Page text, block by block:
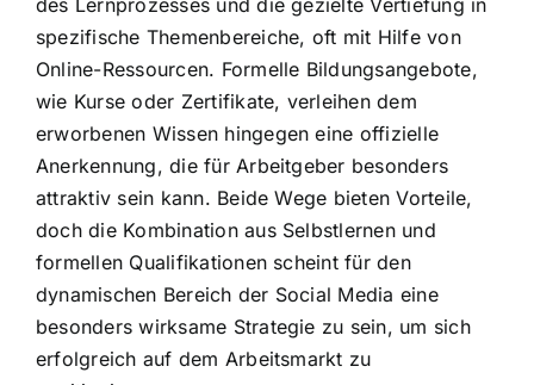
spezifische Themenbereiche, oft mit Hilfe von
Online-Ressourcen. Formelle Bildungsangebote,
wie Kurse oder Zertifikate, verleihen dem
erworbenen Wissen hingegen eine offizielle
Anerkennung, die für Arbeitgeber besonders
attraktiv sein kann. Beide Wege bieten Vorteile,
doch die Kombination aus Selbstlernen und
formellen Qualifikationen scheint für den
dynamischen Bereich der Social Media eine
besonders wirksame Strategie zu sein, um sich
erfolgreich auf dem Arbeitsmarkt zu